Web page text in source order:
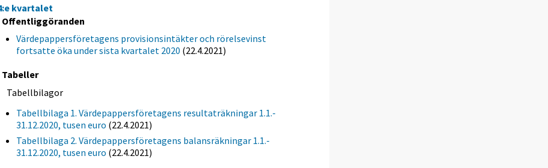
kvartalet
Offentliggöranden
Värdepappersföretagens provisionsintäkter och rörelsevinst
fortsatte öka under sista kvartalet 2020 (22.4.2021)
Tabeller
Tabellbilagor
Tabellbilaga 1. Värdepappersföretagens resultaträkningar 1.1.-
31.12.2020, tusen euro (22.4.2021)
Tabellbilaga 2. Värdepappersföretagens balansräkningar 1.1.-
31.12.2020, tusen euro (22.4.2021)